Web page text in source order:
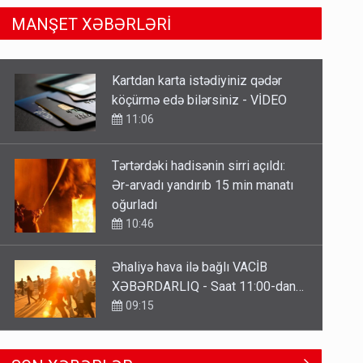
MANŞET XƏBƏRLƏRİ
Tərtərdəki hadisənin sirri açıldı:
Ər-arvadı yandırıb 15 min manatı
oğurladı
Əhaliyə hava ilə bağlı VACİB
XƏBƏRDARLIQ - Saat 11:00-dan…
09:15
ŞOK! David Seliverstov ölkədən
qaçdı
6 Avqust 14:14
Geri çağırılan səfir Abel